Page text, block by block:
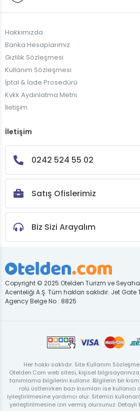
Hakkımızda
Banka Hesaplarımız
Gizlilik Sözleşmesi
Kullanım Sözleşmesi
İptal & İade Prosedürü
Kvkk Aydınlatma Metni
İletişim
İletişim
0242 524 55 02
Satış Ofislerimiz
Biz Sizi Arayalım
Copyright © 2025 Otelden Turizm ve
Acenteliği A.Ş. Tüm hakları saklıdır. Jet Gate
Agency Belge No : 8825
Her hakkı saklıdır. Site Kullanım
Otelden.Com web sitesi, kişisel
tanımlama bilgilerini kullanır. Bilgilerin bir
rolü üstlenirken bazı kısımları ise
iyileştirilmesine yardımcı olur. Sitemizi
yerleştirilmesine izin vermiş olursunuz. Detaylı